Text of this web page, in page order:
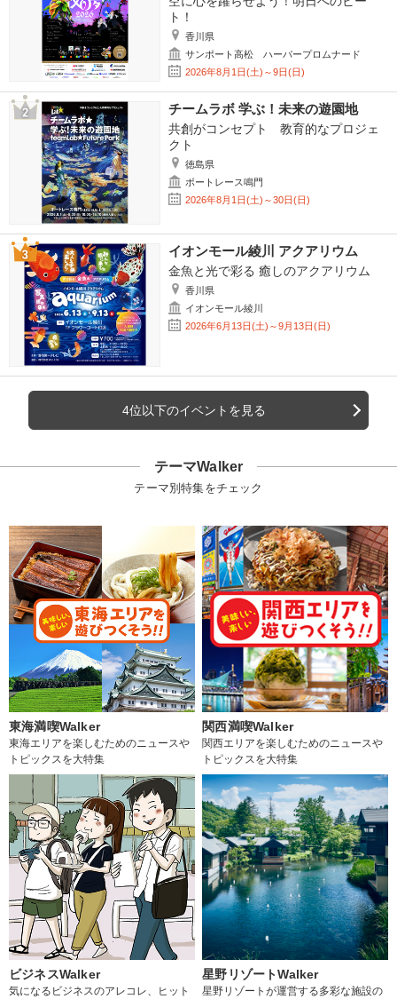
ト！
香川県
サンポート高松 ハーバープロムナード
2026年8月1日(土)～9日(日)
チームラボ 学ぶ！未来の遊園地
共創がコンセプト 教育的なプロジェ
クト
徳島県
ボートレース鳴門
2026年8月1日(土)～30日(日)
イオンモール綾川 アクアリウム
金魚と光で彩る 癒しのアクアリウム
香川県
イオンモール綾川
2026年6月13日(土)～9月13日(日)
4位以下のイベントを見る
テーマWalker
テーマ別特集をチェック
東海満喫Walker
東海エリアを楽しむためのニュースや
トピックスを大特集
関西満喫Walker
関西エリアを楽しむためのニュースや
トピックスを大特集
ビジネスWalker
気になるビジネスのアレコレ、ヒット
星野リゾートWalker
星野リゾートが運営する多彩な施設の